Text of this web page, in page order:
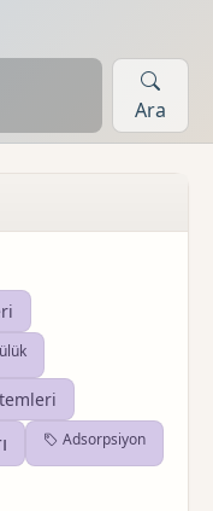
Ara
Adsorpsiyon